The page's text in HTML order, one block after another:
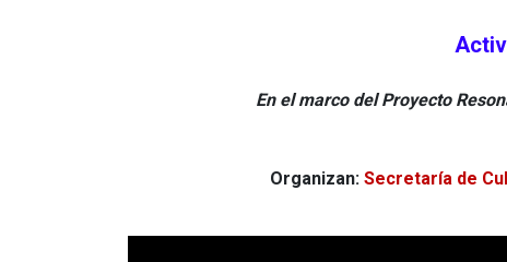
En el marco del Proyecto
Organizan: Secretaría de